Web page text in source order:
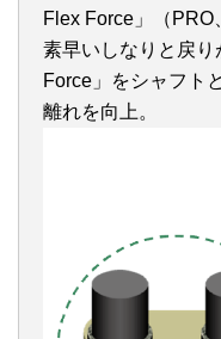
Flex Force」（PRO
素早いしなりと戻
Force」をシャフト
離れを向上。